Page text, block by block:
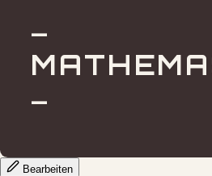
—
—
Bearbeiten